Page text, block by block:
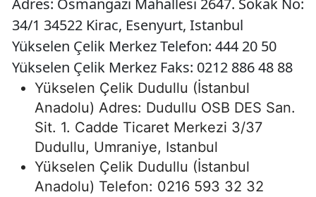
Adres: Osmangazi Mahallesi 2647. Sokak No:
34/1 34522 Kirac, Esenyurt, Istanbul
Yükselen Çelik Merkez Telefon: 444 20 50
Yükselen Çelik Merkez Faks: 0212 886 48 88
Yükselen Çelik Dudullu (İstanbul
Anadolu) Adres: Dudullu OSB DES San.
Sit. 1. Cadde Ticaret Merkezi 3/37
Dudullu, Umraniye, Istanbul
Yükselen Çelik Dudullu (İstanbul
Anadolu) Telefon: 0216 593 32 32